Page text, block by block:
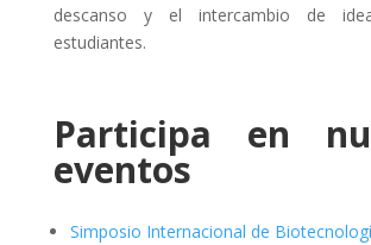
descanso y el intercambio de
estudiantes.
Participa en
eventos
Simposio Internacional de